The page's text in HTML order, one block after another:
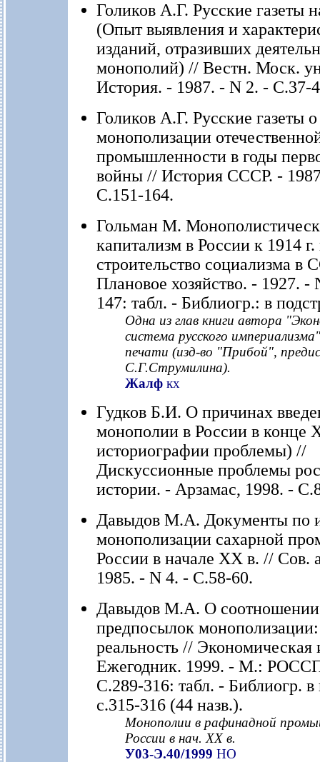
Голиков А.Г. Русские газеты
(Опыт выявления и
изданий, отразивших
монополий) // Вестн. Моск.
История. - 1987. - N 2. - С.37-
Голиков А.Г. Русские газеты о
монополизации
промышленности в годы
войны // История СССР. -
С.151-164.
Гольман М.
капитализм в России к 1914 г.
строительство социализма в
Плановое хозяйство. - 1927. -
147: табл. - Библиогр.: в
Одна из глав книги автора
система русского
печати (изд-во "Прибой",
С.Г.Струмилина).
Жалф кх
Гудков Б.И. О причинах
монополии в России в конце
историографии проблемы) //
Дискуссионные проблемы
истории. - Арзамас, 1998. -
Давыдов М.А. Документы по
монополизации сахарной
России в начале ХХ в. // Сов.
1985. - N 4. - С.58-60.
Давыдов М.А. О соотношении
предпосылок
реальность // Экономическая
Ежегодник. 1999. - М.:
С.289-316: табл. - Библиогр.
с.315-316 (44 назв.).
Монополии в рафинадной
России в нач. XX в.
У03-Э.40/1999 НО